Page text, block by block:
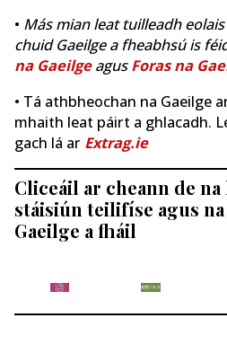
• Más mian leat tuilleadh
chuid Gaeilge a fheabhsú is
na GaeilgeagusForas na
• Tá athbheochan na Gaeilge
mhaith leat páirt a ghlacadh.
gach lá ar Extrag.ie
Cliceáil ar cheann de
stáisiún teilifíse agus
Gaeilge a fháil